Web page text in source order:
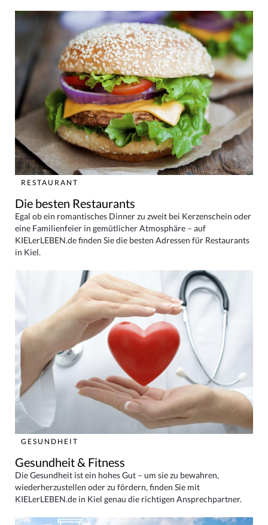
RESTAURANT
Die besten Restaurants
Egal ob ein romantisches Dinner zu zweit bei Kerzenschein oder
eine Familienfeier in gemütlicher Atmosphäre – auf
KIELerLEBEN.de finden Sie die besten Adressen für Restaurants
in Kiel.
GESUNDHEIT
Gesundheit & Fitness
Die Gesundheit ist ein hohes Gut – um sie zu bewahren,
wiederherzustellen oder zu fördern, finden Sie mit
KIELerLEBEN.de in Kiel genau die richtigen Ansprechpartner.